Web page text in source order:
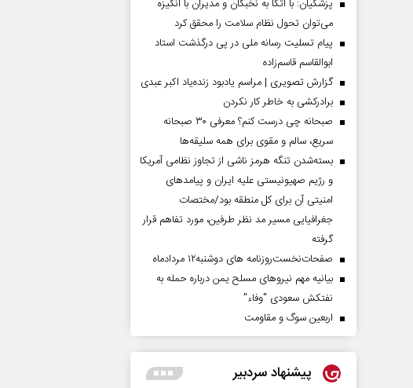
پزشکیان: با اتکا به نخبگان و مدیران با انگیزه
می‌توان تحول نظام سلامت را محقق کرد
پیام تسلیت رسانه ملی در پی درگذشت استاد
ابوالقاسم قاسم‌زاده
گزارش تصویری | مراسم یادبود زنده‌یاد اکبر عبدی
برادرکشی به خاطر کار نکردن
صبحانه چی درست کنم؟ معرفی ۳۰ صبحانه
سریع، سالم و مقوی برای همه سلیقه‌ها
بسته‌شدن تنگه هرمز ناشی از تجاوز نظامی آمریکا
و رژیم صهیونیستی علیه ایران و پیامد‌های
امنیتی آن برای کل منطقه بود/مختصات
جغرافیایی مسیر مد نظر طرفین، مورد تفاهم قرار
گرفته
صفحات‌نخست‌روزنامه ها‌ی دوشنبه‌۱۲ مردادماه
بیانیه مهم نیروهای مسلح یمن درباره حمله به
نفتکش سعودی "وفاء"
اربعین سوگ و مقاومت
پیشنهاد سردبیر